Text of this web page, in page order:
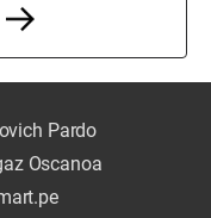
Pardo
Oscanoa